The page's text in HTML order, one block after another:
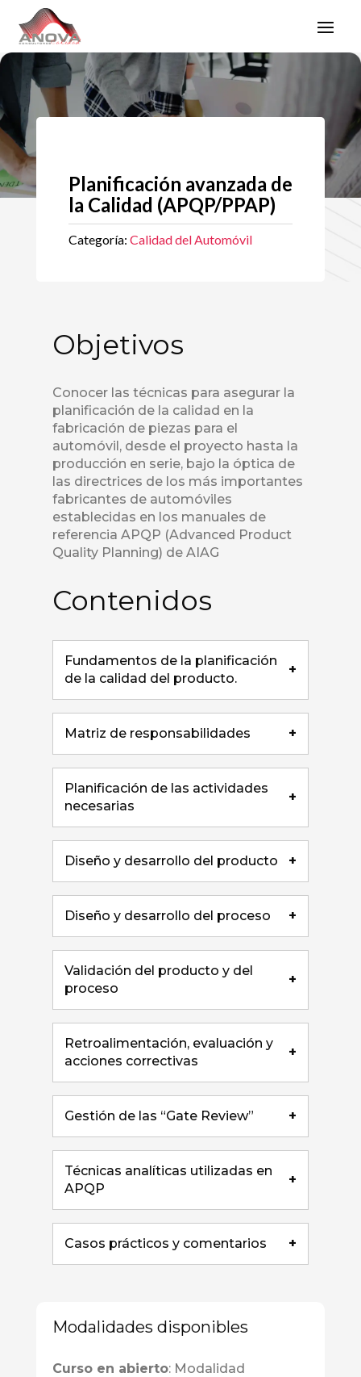
Planificación avanzada de
la Calidad (APQP/PPAP)
Categoría: Calidad del Automóvil
Objetivos
Conocer las técnicas para asegurar la
planificación de la calidad en la
fabricación de piezas para el
automóvil, desde el proyecto hasta la
producción en serie, bajo la óptica de
las directrices de los más importantes
fabricantes de automóviles
establecidas en los manuales de
referencia APQP (Advanced Product
Quality Planning) de AIAG
Contenidos
Fundamentos de la planificación
de la calidad del producto.
+
Matriz de responsabilidades +
Planificación de las actividades
necesarias
+
Diseño y desarrollo del producto +
Diseño y desarrollo del proceso +
Validación del producto y del
proceso
+
Retroalimentación, evaluación y
acciones correctivas
+
Gestión de las “Gate Review” +
Técnicas analíticas utilizadas en
APQP
+
Casos prácticos y comentarios +
Modalidades disponibles
Curso en abierto: Modalidad